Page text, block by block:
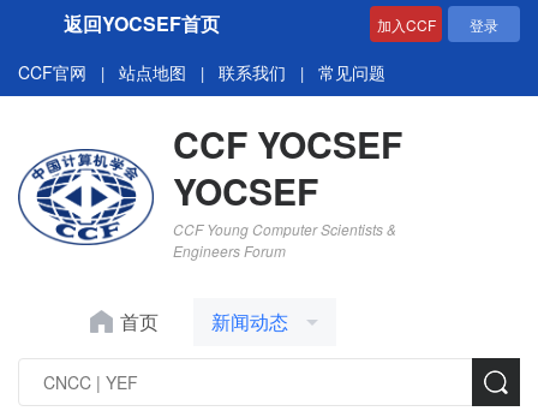
返回YOCSEF首页 加入CCF 登录
CCF官网 | 站点地图 | 联系我们 | 常见问题
CCF YOCSEF
YOCSEF
CCF Young Computer Scientists &
Engineers Forum
首页 新闻动态